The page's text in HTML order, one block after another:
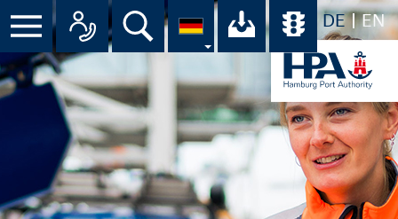
DE EN
Suche Ihr Download-